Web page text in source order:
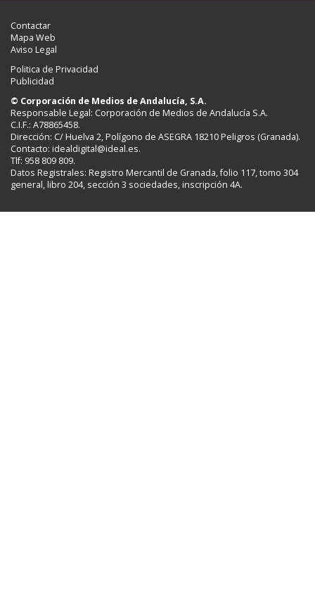
Contactar
Mapa Web
Aviso Legal
Politica de Privacidad
Publicidad
© Corporación de Medios de Andalucía, S.A.
Responsable Legal: Corporación de Medios de Andalucía S.A.
C.I.F.: A78865458.
Dirección: C/ Huelva 2, Polígono de ASEGRA 18210 Peligros (Granada).
Contacto: idealdigital@ideal.es.
Tlf: 958 809 809.
Datos Registrales: Registro Mercantil de Granada, folio 117, tomo 304
general, libro 204, sección 3 sociedades, inscripción 4A.